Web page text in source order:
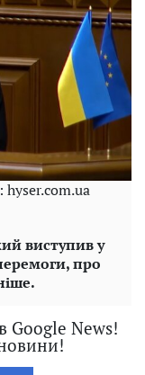
виступив у
про
Google News!